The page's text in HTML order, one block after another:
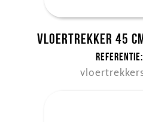
Vloertrekker 45
Referentie: